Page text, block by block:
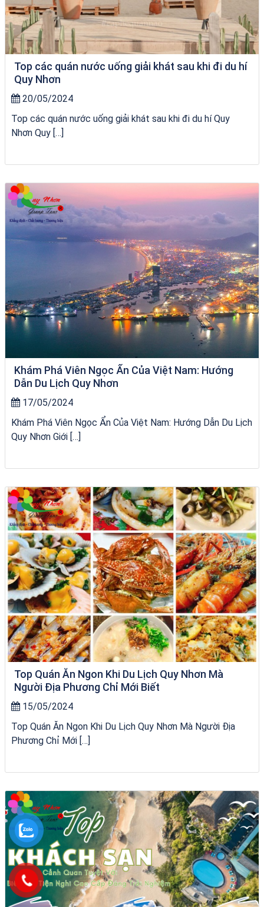
Top các quán nước uống giải khát sau khi đi du hí
Quy Nhơn
20/05/2024
Top các quán nước uống giải khát sau khi đi du hí Quy
Nhơn Quy […]
Khám Phá Viên Ngọc Ẩn Của Việt Nam: Hướng
Dẫn Du Lịch Quy Nhơn
17/05/2024
Khám Phá Viên Ngọc Ẩn Của Việt Nam: Hướng Dẫn Du Lịch
Quy Nhơn Giới […]
bãi tắm Quy Nhơn
Top Quán Ăn Ngon Khi Du Lịch Quy Nhơn Mà
Người Địa Phương Chỉ Mới Biết
15/05/2024
Top Quán Ăn Ngon Khi Du Lịch Quy Nhơn Mà Người Địa
Phương Chỉ Mới […]
bãi tắm Quy Nhơn